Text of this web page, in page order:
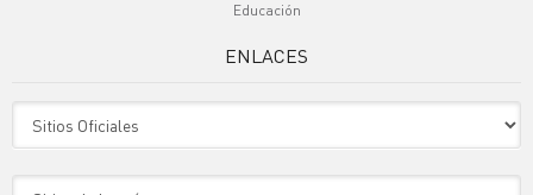
Educación
ENLACES